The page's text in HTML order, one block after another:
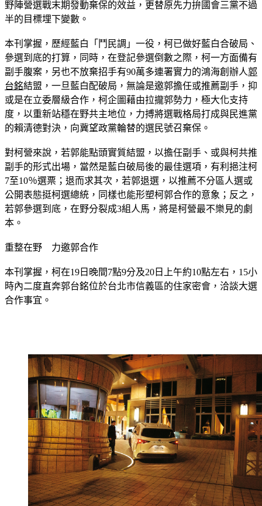
互不信任、惡言相向，無論最後藍白合不合，都已大大削弱在
野陣營選戰末期發動棄保的效益，更替原先力拚國會三黨不過
本刊掌握，歷經藍白「鬥民調」一役，柯已做好藍白合破局、
參選到底的打算，同時，在登記參選倒數之際，柯一方面備有
副手腹案，另也不放棄招手有90萬多連署實力的鴻海創辦人 郭
台銘結盟，一旦藍白配破局，無論是邀郭擔任或推薦副手，抑
或是在立委層級合作，柯企圖藉由拉攏郭勢力，極大化支持
度，以重新站穩在野共主地位，力搏將選戰格局打成與民進黨
對柯營來說，若郭能點頭實質結盟，以擔任副手、或與柯共推
副手的形式出場，當然是藍白破局後的最佳選項，有利挹注柯
7至10％選票；退而求其次，若郭退選，以推薦不分區人選或
公開表態挺柯選總統，同樣也能形塑柯郭合作的意象；反之，
若郭參選到底，在野分裂成3組人馬，將是柯營最不樂見的劇
本刊掌握，柯在19日晚間7點9分及20日上午約10點左右，15小
時內二度直奔郭台銘位於台北市信義區的住家密會，洽談大選